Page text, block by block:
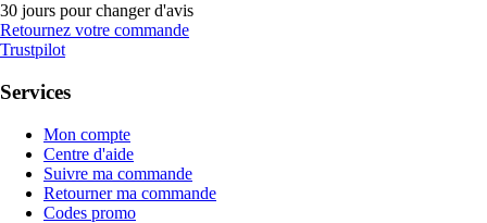
30 jours pour changer d'avis
Retournez votre commande
Trustpilot
Services
Mon compte
Centre d'aide
Suivre ma commande
Retourner ma commande
Codes promo